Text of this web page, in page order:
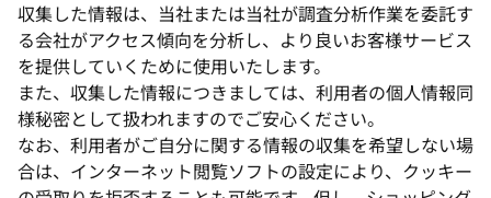
収集した情報は、当社または当社が調査分析作業を委託す
る会社がアクセス傾向を分析し、より良いお客様サービス
を提供していくために使用いたします。
また、収集した情報につきましては、利用者の個人情報同
様秘密として扱われますのでご安心ください。
なお、利用者がご自分に関する情報の収集を希望しない場
合は、インターネット閲覧ソフトの設定により、クッキー